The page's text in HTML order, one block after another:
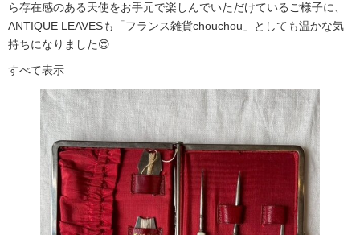
ら存在感のある天使をお手元で楽しんでいただけているご様子に、
ANTIQUE LEAVESも「フランス雑貨chouchou」としても温かな気
持ちになりました😍
すべて表示